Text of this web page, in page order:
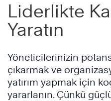
Liderlikte
Yaratın
Yöneticilerinizin
çıkarmak ve
yatırım yapmak için
yararlanın. Çünkü